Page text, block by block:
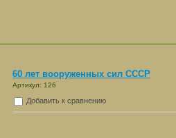
60 лет вооруженных сил СССР
Артикул: 126
Добавить к сравнению